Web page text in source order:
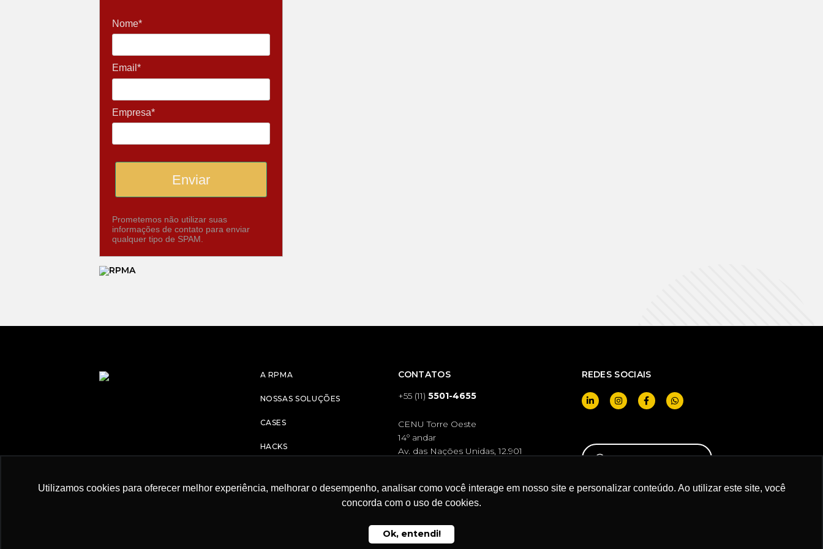
Utilizamos cookies para oferecer melhor experiência, melhorar o desempenho, analisar como você interage em nosso site e personalizar conteúdo. Ao utilizar este site, você
concorda com o uso de cookies.
Ok, entendi!
Nome*
Email*
Empresa*
Enviar
Prometemos não utilizar suas
informações de contato para enviar
qualquer tipo de SPAM.
A RPMA
NOSSAS SOLUÇÕES
CASES
HACKS
FALE CONOSCO
CONTATOS
+55 (11) 5501-4655
CENU Torre Oeste
14º andar
Av. das Nações Unidas, 12.901
REDES SOCIAIS
QUERO SER CLIENTE